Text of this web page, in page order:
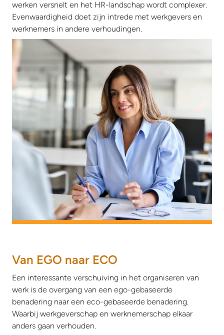
werken versnelt en het HR-landschap wordt complexer.
Evenwaardigheid doet zijn intrede met werkgevers en
werknemers in andere verhoudingen.
Van EGO naar ECO
Een interessante verschuiving in het organiseren van
werk is de overgang van een ego-gebaseerde
benadering naar een eco-gebaseerde benadering.
Waarbij werkgeverschap en werknemerschap elkaar
anders gaan verhouden.